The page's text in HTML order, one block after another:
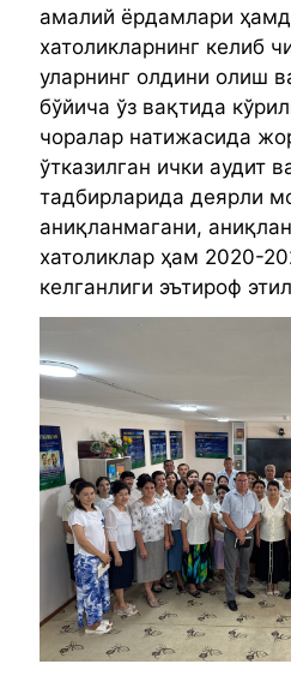
амалий ёрдамлари
хатоликларнинг келиб
уларнинг олдини олиш
бўйича ўз вақтида
чоралар натижасида
ўтказилган ички аудит
тадбирларида деярли
аниқланмагани,
хатоликлар ҳам 2020-
келганлиги эътироф